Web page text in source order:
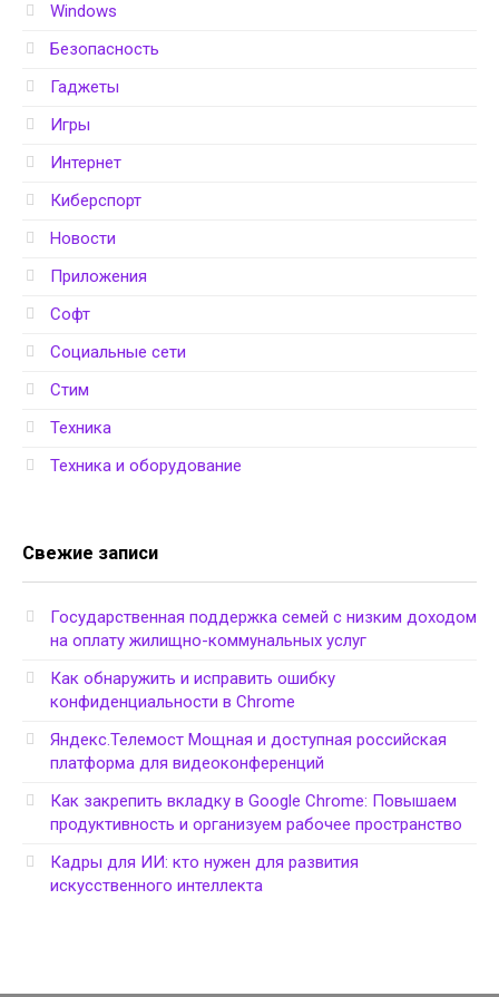
Windows
Безопасность
Гаджеты
Игры
Интернет
Киберспорт
Новости
Приложения
Софт
Социальные сети
Стим
Техника
Техника и оборудование
Свежие записи
Государственная поддержка семей с низким доходом
на оплату жилищно-коммунальных услуг
Как обнаружить и исправить ошибку
конфиденциальности в Chrome
Яндекс.Телемост Мощная и доступная российская
платформа для видеоконференций
Как закрепить вкладку в Google Chrome: Повышаем
продуктивность и организуем рабочее пространство
Кадры для ИИ: кто нужен для развития
искусственного интеллекта